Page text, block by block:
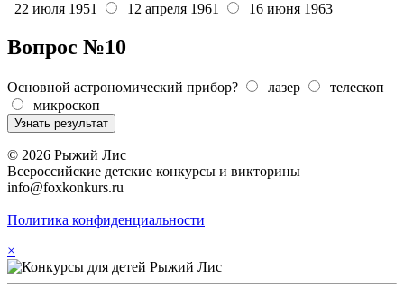
22 июля 1951
12 апреля 1961 16 июня 1963
Вопрос №10
Основной астрономический прибор? лазер
телескоп
микроскоп
© 2026 Рыжий Лис
Всероссийские детские конкурсы и викторины
info@foxkonkurs.ru
Политика конфиденциальности
×